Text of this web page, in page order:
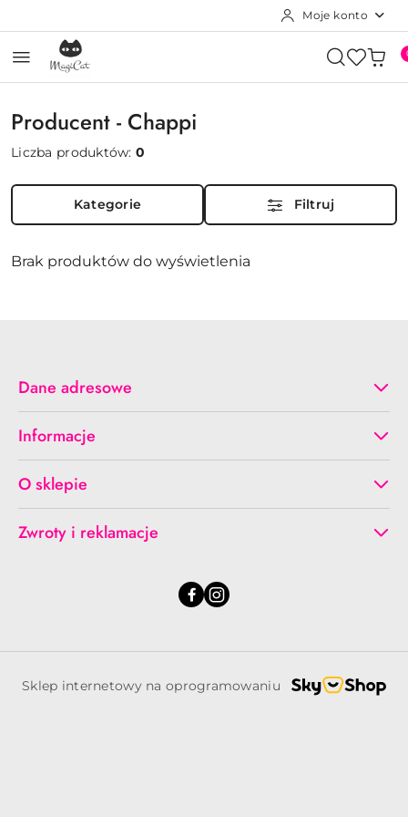
Moje konto
Producent - Chappi
Liczba produktów:0
Kategorie Filtruj
Brak produktów do wyświetlenia
Dane adresowe
Informacje
O sklepie
Zwroty i reklamacje
Sklep internetowy na oprogramowaniu